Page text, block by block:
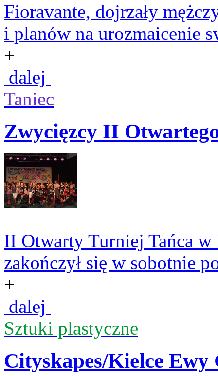
Fioravante, dojrzały
i planów na urozmaicenie
+
dalej
Taniec
Zwycięzcy II
II Otwarty Turniej Tańca
zakończył się w sobotnie
+
dalej
Sztuki plastyczne
Cityskapes/Kielce Ewy